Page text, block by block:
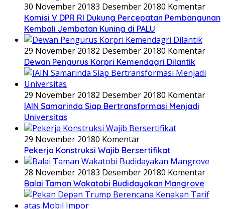
30 November 20183 Desember 20180 Komentar
Komisi V DPR RI Dukung Percepatan Pembangunan
Kembali Jembatan Kuning di PALU
29 November 20182 Desember 20180 Komentar
Dewan Pengurus Korpri Kemendagri Dilantik
29 November 20182 Desember 20180 Komentar
IAIN Samarinda Siap Bertransformasi Menjadi
Universitas
29 November 20180 Komentar
Pekerja Konstruksi Wajib Bersertifikat
28 November 20183 Desember 20180 Komentar
Balai Taman Wakatobi Budidayakan Mangrove